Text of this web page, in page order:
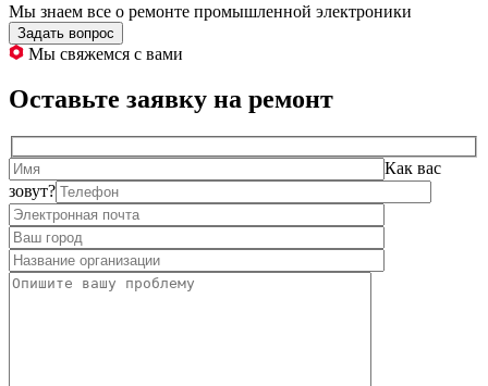
Мы знаем все о ремонте промышленной электроники
Задать вопрос
Мы свяжемся с вами
Оставьте заявку на ремонт
Как вас
зовут?